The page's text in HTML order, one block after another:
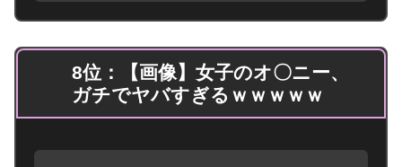
8位：【画像】女子のオ〇ニー、
ガチでヤバすぎるｗｗｗｗｗ